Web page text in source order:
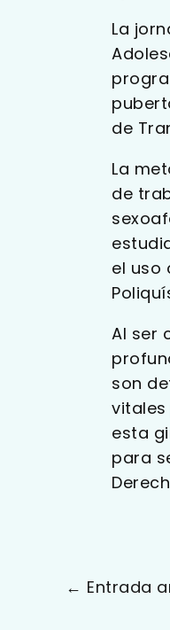
La
de
La
de
el uso
Al ser
son
esta
para
← Entrada